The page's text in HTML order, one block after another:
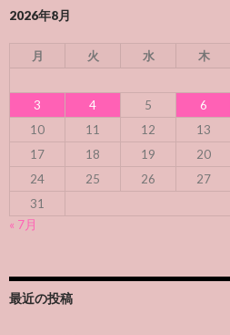
2026年8月
月 火 水 木
3
4 5 6
10
11 12 13
17
18 19 20
24
25 26 27
31
« 7月
最近の投稿